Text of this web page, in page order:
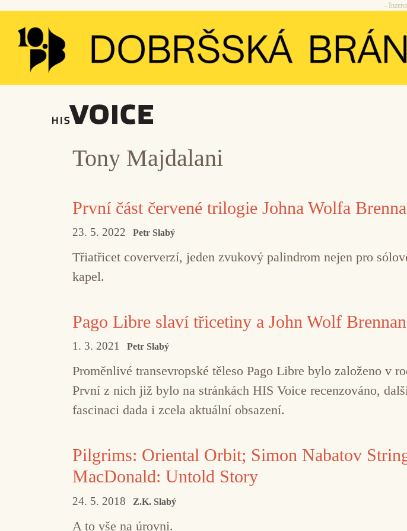
Přeskočit
obsah
-
Tony Majdalani
První část červené trilogie Johna Wolfa
23. 5. 2022 Petr Slabý
Třiatřicet coververzí, jeden zvukový palindrom nejen pro
kapel.
Pago Libre slaví třicetiny a John Wolf
1. 3. 2021 Petr Slabý
Proměnlivé transevropské těleso Pago Libre bylo založeno v
První z nich již bylo na stránkách HIS Voice recenzováno,
fascinaci dada i zcela aktuální obsazení.
Pilgrims: Oriental Orbit; Simon Nabatov
MacDonald: Untold Story
24. 5. 2018 Z.K. Slabý
A to vše na úrovni.